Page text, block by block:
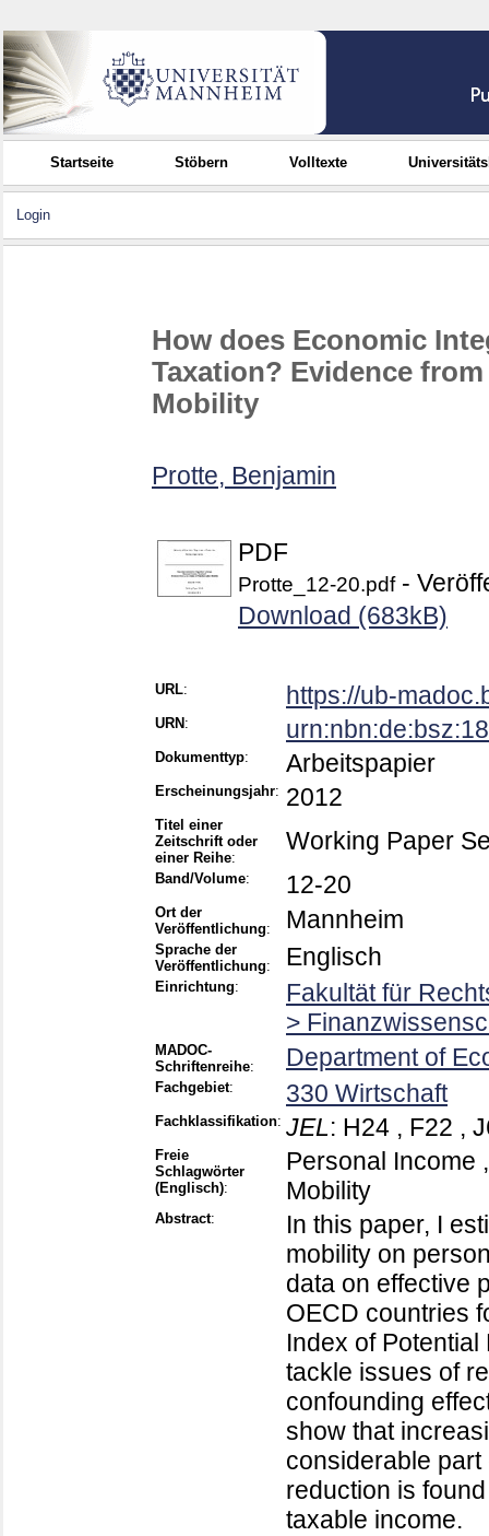
Startseite Stöbern Volltexte
Login
How does Economic
Taxation? Evidence
Mobility
Protte, Benjamin
PDF
Protte_12-20.pdf-
Download (683kB)
URL: https://ub-
URN :
Dokumenttyp: Arbeitspapier
Erscheinungsjahr: 2012
Titel einer
Zeitschrift oder
einer Reihe:
Working Paper
Band/Volume: 12-20
Ort der
Veröffentlichung: Mannheim
Sprache der
Veröffentlichung: Englisch
Einrichtung:
Fakultät für
>
MADOC-
Schriftenreihe: Department of
Fachgebiet: 330 Wirtschaft
Fachklassifikation: JEL: H24 , F22 ,
Freie
Schlagwörter
(Englisch):
Personal Income
Mobility
Abstract:
In this paper, I
mobility on
data on effective
OECD countries
Index of
tackle issues of
confounding
show that
considerable
reduction is
taxable income.